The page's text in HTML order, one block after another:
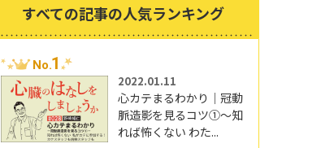
すべての記事の人気ランキング
No.1
2022.01.11
心カテまるわかり｜冠動
脈造影を見るコツ①～知
れば怖くない わた...